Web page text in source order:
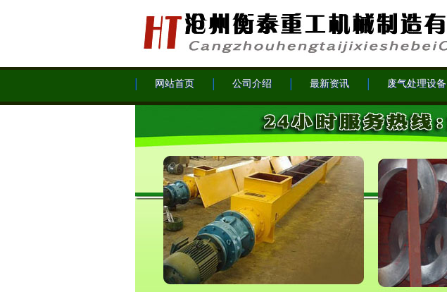
网站首页 公司介绍 最新资讯 废气处理设备